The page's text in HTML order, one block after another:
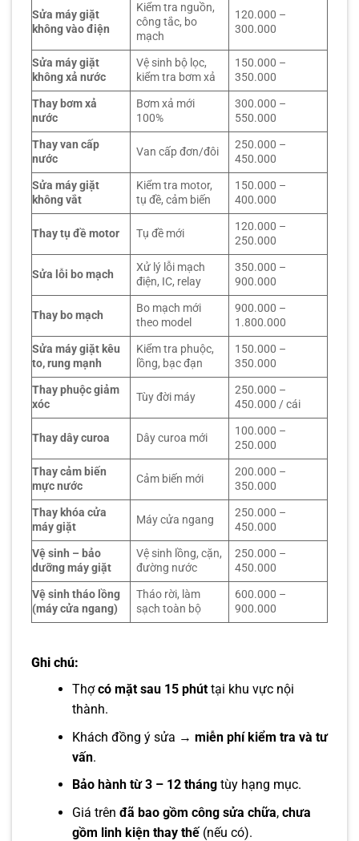
Sửa máy giặt
không vào điện
Kiểm tra nguồn,
công tắc, bo
mạch
120.000 –
300.000
Sửa máy giặt
không xả nước
Vệ sinh bộ lọc,
kiểm tra bơm xả
150.000 –
350.000
Thay bơm xả
nước
Bơm xả mới
100%
300.000 –
550.000
Thay van cấp
nước
Van cấp đơn/đôi
250.000 –
450.000
Sửa máy giặt
không vắt
Kiểm tra motor,
tụ đề, cảm biến
150.000 –
400.000
Thay tụ đề motor Tụ đề mới
120.000 –
250.000
Sửa lỗi bo mạch
Xử lý lỗi mạch
điện, IC, relay
350.000 –
900.000
Thay bo mạch
Bo mạch mới
theo model
900.000 –
1.800.000
Sửa máy giặt kêu
to, rung mạnh
Kiểm tra phuộc,
lồng, bạc đạn
150.000 –
350.000
Thay phuộc giảm
xóc
Tùy đời máy
250.000 –
450.000 / cái
Thay dây curoa Dây curoa mới
100.000 –
250.000
Thay cảm biến
mực nước
Cảm biến mới
200.000 –
350.000
Thay khóa cửa
máy giặt
Máy cửa ngang
250.000 –
450.000
Vệ sinh – bảo
dưỡng máy giặt
Vệ sinh lồng, cặn,
đường nước
250.000 –
450.000
Vệ sinh tháo lồng
(máy cửa ngang)
Tháo rời, làm
sạch toàn bộ
600.000 –
900.000
Ghi chú:
Thợcó mặt sau 15 phúttại khu vực nội
thành.
Khách đồng ý sửa → miễn phí kiểm tra và tư
vấn.
Bảo hành từ 3 – 12 thángtùy hạng mục.
Giá trên đã bao gồm công sửa chữa, chưa
gồm linh kiện thay thế(nếu có).